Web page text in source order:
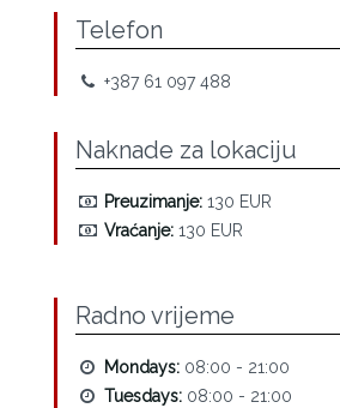
Telefon
+387 61 097 488
Naknade za lokaciju
Preuzimanje: 130 EUR
Vraćanje: 130 EUR
Radno vrijeme
Mondays: 08:00 - 21:00
Tuesdays: 08:00 - 21:00